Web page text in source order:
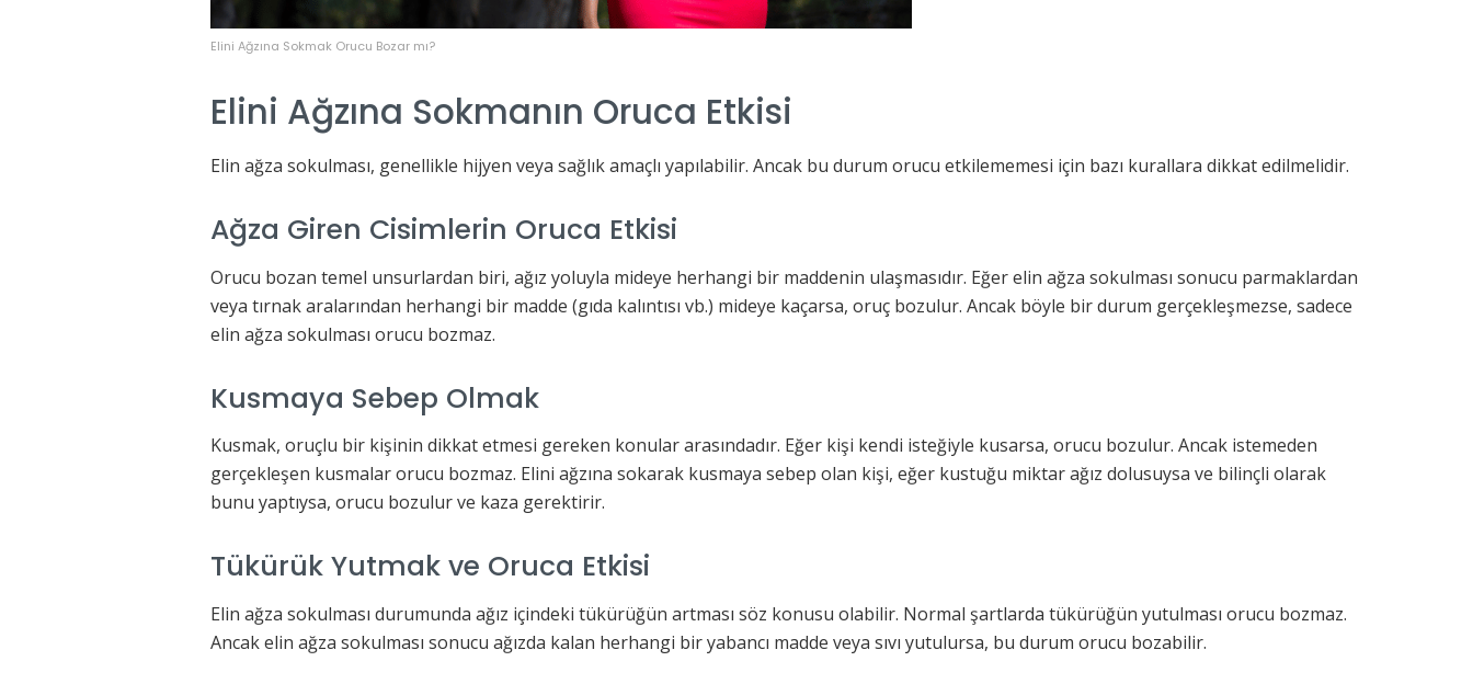
Elini Ağzına Sokmak Orucu Bozar mı?
Elini Ağzına Sokmanın Oruca Etkisi
Elin ağza sokulması, genellikle hijyen veya sağlık amaçlı yapılabilir. Ancak bu durum orucu etkilememesi için bazı kurallara dikkat edilmelidir.
Ağza Giren Cisimlerin Oruca Etkisi
Orucu bozan temel unsurlardan biri, ağız yoluyla mideye herhangi bir maddenin ulaşmasıdır. Eğer elin ağza sokulması sonucu parmaklardan
veya tırnak aralarından herhangi bir madde (gıda kalıntısı vb.) mideye kaçarsa, oruç bozulur. Ancak böyle bir durum gerçekleşmezse, sadece
elin ağza sokulması orucu bozmaz.
Kusmaya Sebep Olmak
Kusmak, oruçlu bir kişinin dikkat etmesi gereken konular arasındadır. Eğer kişi kendi isteğiyle kusarsa, orucu bozulur. Ancak istemeden
gerçekleşen kusmalar orucu bozmaz. Elini ağzına sokarak kusmaya sebep olan kişi, eğer kustuğu miktar ağız dolusuysa ve bilinçli olarak
bunu yaptıysa, orucu bozulur ve kaza gerektirir.
Tükürük Yutmak ve Oruca Etkisi
Elin ağza sokulması durumunda ağız içindeki tükürüğün artması söz konusu olabilir. Normal şartlarda tükürüğün yutulması orucu bozmaz.
Ancak elin ağza sokulması sonucu ağızda kalan herhangi bir yabancı madde veya sıvı yutulursa, bu durum orucu bozabilir.